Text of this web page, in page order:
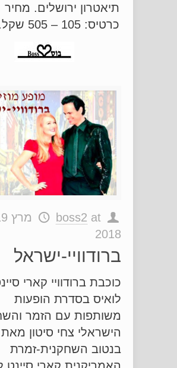
תיאטרון ירושלים. מחיר
כרטיס: 105 – 505 שקל.
boss2 at
2018
ברודוויי-ישראל
כוכבת ברודוויי קארי
לואיס בסדרת הופעות
משותפות עם הזמר
הישראלי צחי סיטון מאת
בנטוב השחקנית-זמרת